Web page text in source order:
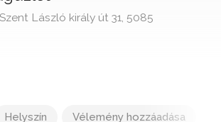
Szent László király út 31, 5085
Helyszín Vélemény hozzáadása